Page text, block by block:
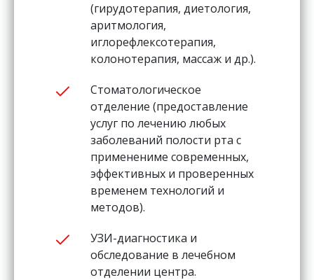
(гирудотерапия, диетология,
аритмология,
иглорефлексотерапия,
колонотерапия, массаж и др.).
Стоматологическое
отделение (предоставление
услуг по лечению любых
заболеваний полости рта с
применениме современных,
эффективных и проверенных
временем технологий и
методов).
УЗИ-диагностика и
обследование в лечебном
отделении центра.